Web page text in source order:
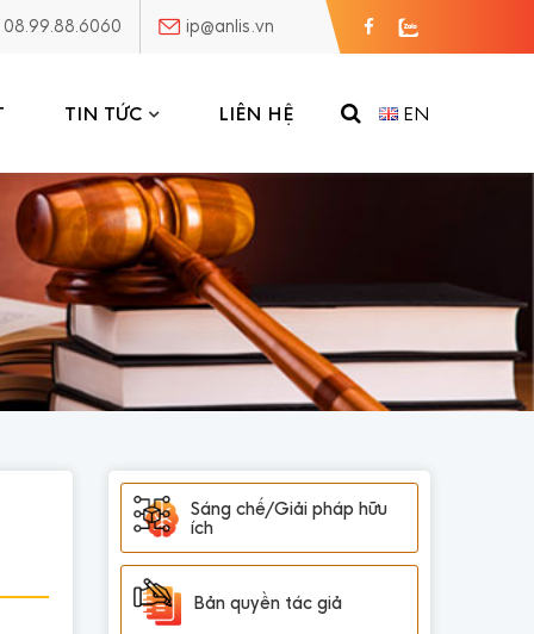
08.99.88.6060 ip@anlis.vn
TIN TỨC LIÊN HỆ EN
Sáng chế/Giải pháp hữu
ích
Bản quyền tác giả